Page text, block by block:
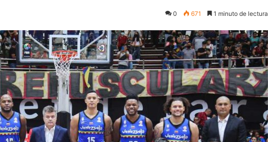
0 671 1 minuto de lectura